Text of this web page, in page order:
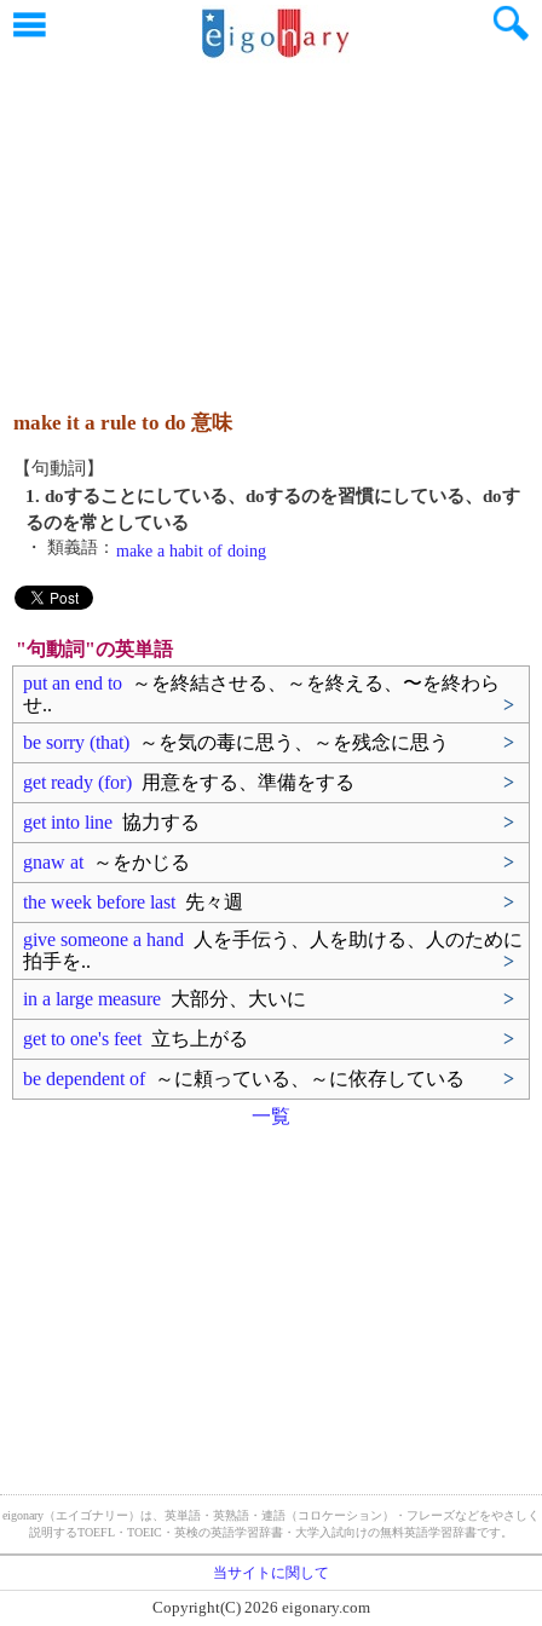
make it a rule to do 意味
【句動詞】
1. doすることにしている、doするのを習慣にしている、doす
るのを常としている
・ 類義語： make a habit of doing
"句動詞"の英単語
put an end to ～を終結させる、～を終える、〜を終わら
せ..
>
be sorry (that) ～を気の毒に思う、～を残念に思う
>
get ready (for) 用意をする、準備をする
>
get into line 協力する
>
gnaw at ～をかじる
>
the week before last 先々週
>
give someone a hand 人を手伝う、人を助ける、人のために
拍手を..
>
in a large measure 大部分、大いに
>
get to one's feet 立ち上がる
>
be dependent of～に頼っている、～に依存している
>
一覧
eigonary（エイゴナリー）は、英単語・英熟語・連語（コロケーション）・フレーズなどをやさしく
説明するTOEFL・TOEIC・英検の英語学習辞書・大学入試向けの無料英語学習辞書です。
当サイトに関して
Copyright(C) 2026 eigonary.com